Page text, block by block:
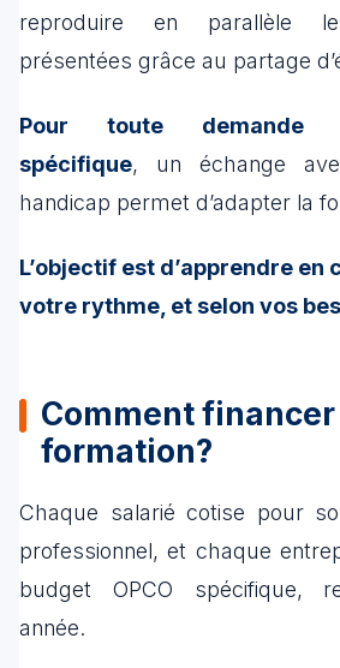
reproduire en parallèle
présentées grâce au partage
Pour toute demande
spécifique, un échange
handicap permet d’adapter la
L’objectif est d’apprendre en
votre rythme, et selon vos
Comment
formation?
Chaque salarié cotise pour
professionnel, et chaque
budget OPCO spécifique,
année.